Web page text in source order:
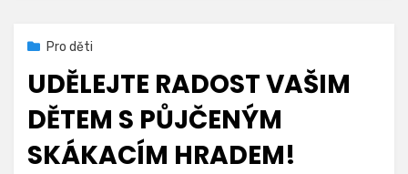
Zveřejněno
27. 12. 2023
Pro děti
UDĚLEJTE RADOST VAŠIM
DĚTEM S PŮJČENÝM
SKÁKACÍM HRADEM!